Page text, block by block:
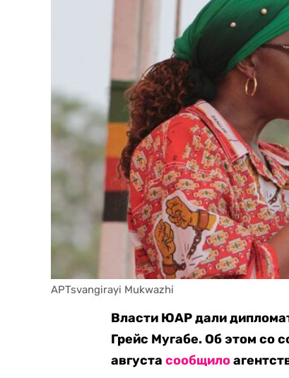
APTsvangirayi Mukwazhi
Власти ЮАР дали
Грейс Мугабе. Об этом со
августасообщило